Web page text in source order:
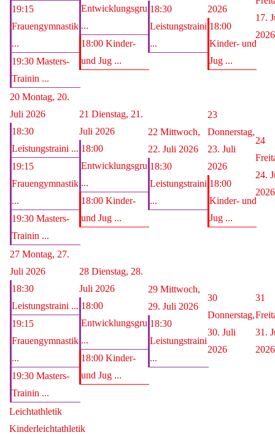
19:15
Frauengymnastik
...
19:30 Masters-
Trainin ...
Entwicklungsgru
...
18:00 Kinder-
und Jug ...
18:30
Leistungstraini
...
2026
18:00
Kinder- und
Jug ...
17.
2026
20 Montag, 20.
Juli 2026
18:30
Leistungstraini ...
19:15
Frauengymnastik
...
19:30 Masters-
Trainin ...
21 Dienstag, 21.
Juli 2026
18:00
Entwicklungsgru
...
18:00 Kinder-
und Jug ...
22 Mittwoch,
22. Juli 2026
18:30
Leistungstraini
...
23
Donnerstag,
23. Juli
2026
18:00
Kinder- und
Jug ...
24
24.
2026
27 Montag, 27.
Juli 2026
18:30
Leistungstraini ...
19:15
Frauengymnastik
...
19:30 Masters-
Trainin ...
28 Dienstag, 28.
Juli 2026
18:00
Entwicklungsgru
...
18:00 Kinder-
und Jug ...
29 Mittwoch,
29. Juli 2026
18:30
Leistungstraini
...
30
Donnerstag,
30. Juli
2026
31
31.
2026
Leichtathletik
Kinderleichtathletik